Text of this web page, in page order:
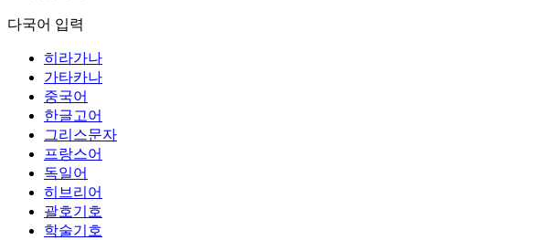
다국어 입력
히라가나
가타카나
중국어
한글고어
그리스문자
프랑스어
독일어
히브리어
괄호기호
학술기호